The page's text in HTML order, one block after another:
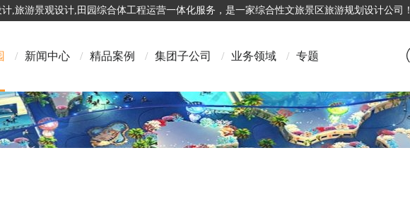
,旅游景观设计,田园综合体工程运营一体化服务，是一家综合性文旅景区旅游规划设计公司！
/ 新闻中心 / 精品案例 / 集团子公司 / 业务领域 / 专题